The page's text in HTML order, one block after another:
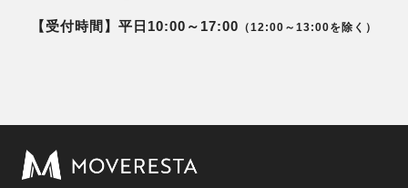
【受付時間】平日10:00～17:00 （12:00～13:00を除く）